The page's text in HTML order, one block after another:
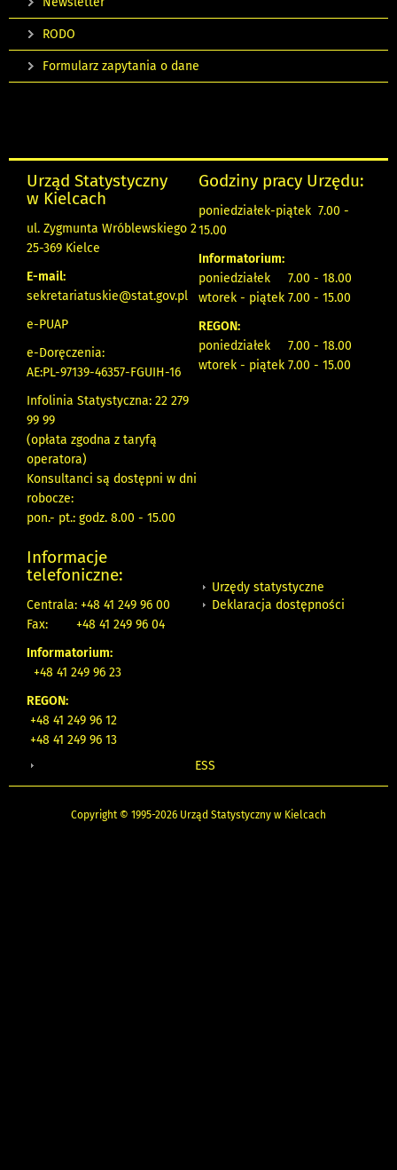
RODO
Formularz zapytania o dane
Urząd Statystyczny
w Kielcach
ul. Zygmunta Wróblewskiego 2
25-369 Kielce
E-mail:
sekretariatuskie@stat.gov.pl
e-PUAP
e-Doręczenia:
AE:PL-97139-46357-FGUIH-16
Infolinia Statystyczna: 22 279
99 99
(opłata zgodna z taryfą
operatora)
Konsultanci są dostępni w dni
robocze:
pon.- pt.: godz. 8.00 - 15.00
Godziny pracy Urzędu:
poniedziałek-piątek 7.00 -
15.00
Informatorium:
poniedziałek 7.00 - 18.00
wtorek - piątek 7.00 - 15.00
REGON:
poniedziałek 7.00 - 18.00
wtorek - piątek 7.00 - 15.00
Informacje
telefoniczne:
Centrala: +48 41 249 96 00
Fax:
+48 41 249 96 04
Informatorium:
+48 41 249 96 23
REGON:
+48 41 249 96 12
+48 41 249 96 13
Urzędy statystyczne
Deklaracja dostępności
ESS
Copyright © 1995-2026 Urząd Statystyczny w Kielcach